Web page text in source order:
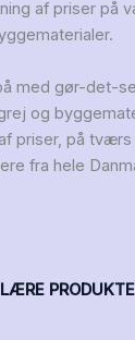
af priser på
med gør-det-
og
priser, på
fra hele